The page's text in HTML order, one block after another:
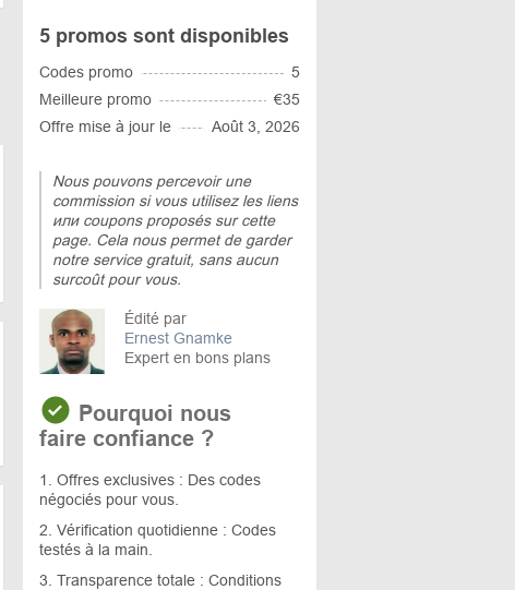
5 promos sont disponibles
Codes promo
5
Meilleure promo
€35
Offre mise à jour le
Août 3, 2026
Nous pouvons percevoir une
commission si vous utilisez les liens
или coupons proposés sur cette
page. Cela nous permet de garder
notre service gratuit, sans aucun
surcoût pour vous.
Édité par
Ernest Gnamke
Expert en bons plans
Pourquoi nous
faire confiance ?
1. Offres exclusives : Des codes
négociés pour vous.
2. Vérification quotidienne : Codes
testés à la main.
3. Transparence totale : Conditions